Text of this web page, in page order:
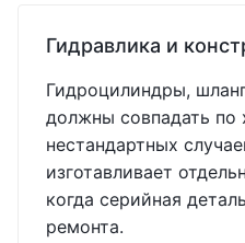
Гидравлика и
Гидроцилиндры,
должны совпадать по
нестандартных
изготавливает
когда серийная
ремонта.